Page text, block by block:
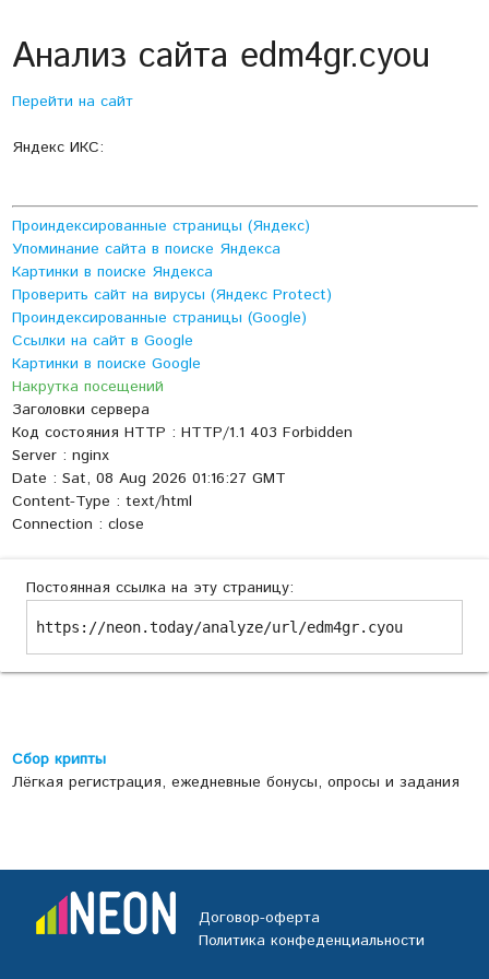
Анализ сайта edm4gr.cyou
Перейти на сайт
Яндекс ИКС:
Проиндексированные страницы (Яндекс)
Упоминание сайта в поиске Яндекса
Картинки в поиске Яндекса
Проверить сайт на вирусы (Яндекс Protect)
Проиндексированные страницы (Google)
Ссылки на сайт в Google
Картинки в поиске Google
Накрутка посещений
Заголовки сервера
Код состояния HTTP : HTTP/1.1 403 Forbidden
Server : nginx
Date : Sat, 08 Aug 2026 01:16:27 GMT
Content-Type : text/html
Connection : close
Постоянная ссылка на эту страницу:
https://neon.today/analyze/url/edm4gr.cyou
Сбор крипты
Лёгкая регистрация, ежедневные бонусы, опросы и задания
Договор-оферта
Политика конфеденциальности